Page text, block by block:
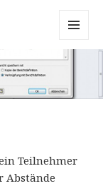
AND
Teilnehmer
Abstände